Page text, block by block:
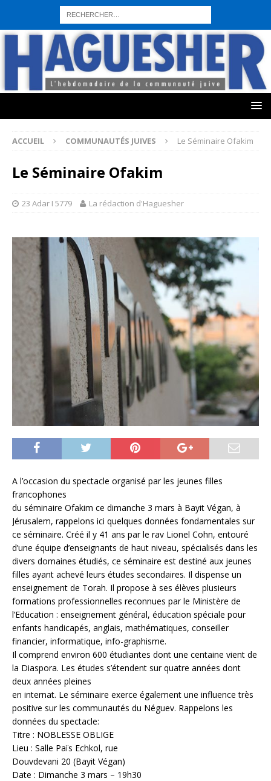
sohbet hattı numarası seks hattı numara istanbul escort bayanlar
sohbet hattı numaralar seks hattı numaralar"
numaraları sohbet hattı sex hattı telefonda seks numara sıcak sex
sohbet hattı canlı sohbet hatları sohbet numaraları
ucuz
sex sohbet hattı numaraları
yeni casino siteleri
ACCUEIL COMMUNAUTÉS JUIVES Le Séminaire Ofakim
Le Séminaire Ofakim
23 Adar I 5779 La rédaction d'Haguesher
A l’occasion du spectacle organisé par les jeunes filles
francophones
du séminaire Ofakim ce dimanche 3 mars à Bayit Végan, à
Jérusalem, rappelons ici quelques données fondamentales sur
ce séminaire. Créé il y 41 ans par le rav Lionel Cohn, entouré
d’une équipe d’enseignants de haut niveau, spécialisés dans les
divers domaines étudiés, ce séminaire est destiné aux jeunes
filles ayant achevé leurs études secondaires. Il dispense un
enseignement de Torah. Il propose à ses élèves plusieurs
formations professionnelles reconnues par le Ministère de
l’Education : enseignement général, éducation spéciale pour
enfants handicapés, anglais, mathématiques, conseiller
financier, informatique, info-graphisme.
Il comprend environ 600 étudiantes dont une centaine vient de
la Diaspora. Les études s’étendent sur quatre années dont
deux années pleines
en internat. Le séminaire exerce également une influence très
positive sur les communautés du Néguev. Rappelons les
données du spectacle:
Titre : NOBLESSE OBLIGE
Lieu : Salle Païs Echkol, rue
Douvdevani 20 (Bayit Végan)
Date : Dimanche 3 mars – 19h30